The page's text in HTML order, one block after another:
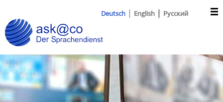
Deutsch English Русский